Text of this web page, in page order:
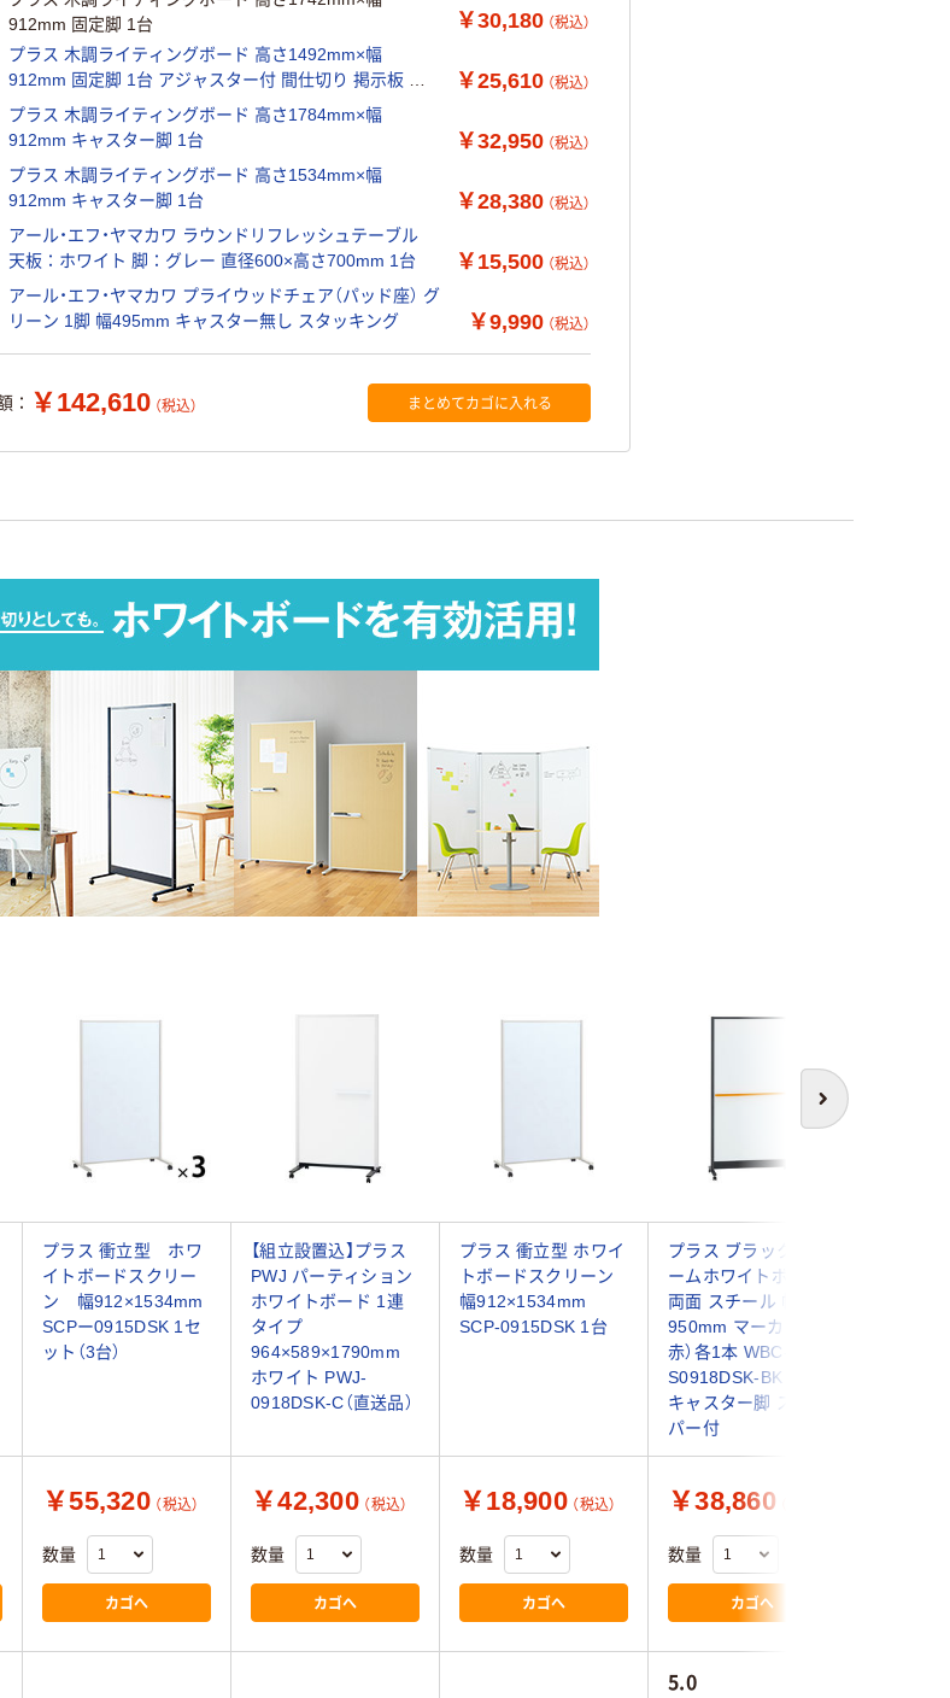
912mm 固定脚 1台
￥30,180 （税込）
プラス 木調ライティングボード 高さ1492mm×幅
912mm 固定脚 1台 アジャスター付 間仕切り 掲示板 ホ
ワイトボード
￥25,610 （税込）
プラス 木調ライティングボード 高さ1784mm×幅
912mm キャスター脚 1台
￥32,950 （税込）
プラス 木調ライティングボード 高さ1534mm×幅
912mm キャスター脚 1台
￥28,380 （税込）
アール・エフ・ヤマカワ ラウンドリフレッシュテーブル
天板：ホワイト 脚：グレー 直径600×高さ700mm 1台
￥15,500 （税込）
アール・エフ・ヤマカワ プライウッドチェア（パッド座） グ
リーン 1脚 幅495mm キャスター無し スタッキング
￥9,990 （税込）
： ￥142,610 （税込） まとめてカゴに入れる
次へ
プラス 衝立型 ホワ
イトボードスクリー
ン 幅912×1534mm
SCPー0915DSK 1セ
ット（3台）
【組立設置込】プラス
PWJ パーティション
ホワイトボード 1連
タイプ
964×589×1790mm
ホワイト PWJ-
0918DSK-C（直送品）
プラス 衝立型 ホワイ
トボードスクリーン
幅912×1534mm
SCP-0915DSK 1台
プラス ブラックフレ
ームホワイトボード
両面 スチール 幅
950mm マーカー（黒・
赤）各1本 WBC-
S0918DSK-BK 1台
キャスター脚 ストッ
パー付
￥55,320 （税込）
数量
カゴへ
￥42,300 （税込）
数量
カゴへ
￥18,900 （税込）
数量
カゴへ
￥38,860
数量
カゴへ
5.0